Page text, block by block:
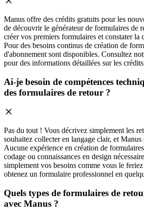
Manus offre des crédits gratuits pour les
de découvrir le générateur de formulaires de
créer vos premiers formulaires et constater la
Pour des besoins continus de création de
d'abonnement sont disponibles. Consultez
pour des informations détaillées sur les
Ai-je besoin de compétences
des formulaires de retour ?
Pas du tout ! Vous décrivez simplement les
souhaitez collecter en langage clair, et Manus
Aucune expérience en création de
codage ou connaissances en design
simplement vos besoins comme vous le
obtenez un formulaire professionnel en
Quels types de formulaires de
avec Manus ?